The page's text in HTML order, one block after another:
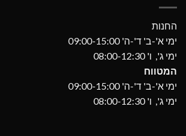
החנות
ימי א'-ב' ד'-ה' 09:00-15:00
ימי ג', ו' 08:00-12:30
המטווח
ימי א'-ב' ד'-ה' 09:00-15:00
ימי ג', ו' 08:00-12:30